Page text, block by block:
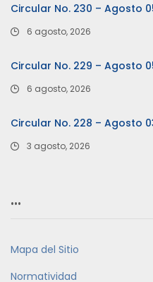
Circular No. 230 – Agosto
6 agosto, 2026
Circular No. 229 – Agosto
6 agosto, 2026
Circular No. 228 – Agosto
3 agosto, 2026
…
Mapa del Sitio
Normatividad